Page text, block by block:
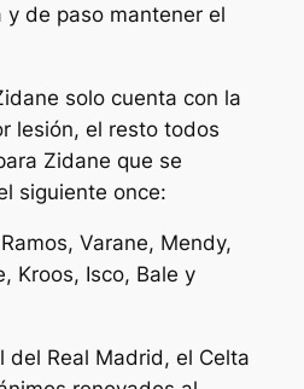
de paso mantener el
solo cuenta con la
lesión, el resto todos
Zidane que se
siguiente once:
Varane, Mendy,
Kroos, Isco, Bale y
del Real Madrid, el Celta